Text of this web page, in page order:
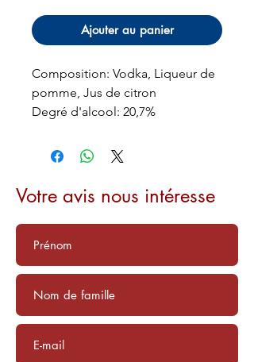
Ajouter au panier
Composition: Vodka, Liqueur de
pomme, Jus de citron
Degré d'alcool: 20,7%
Votre avis nous intéresse